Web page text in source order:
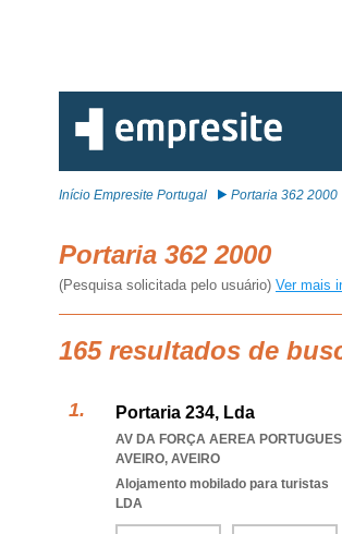
Início Empresite Portugal Portaria 362 2000
Portaria 362 2000
(Pesquisa solicitada pelo usuário) Ver mais
165 resultados de
Portaria 234, Lda
AV DA FORÇA AEREA
AVEIRO, AVEIRO
Alojamento mobilado para turistas
LDA